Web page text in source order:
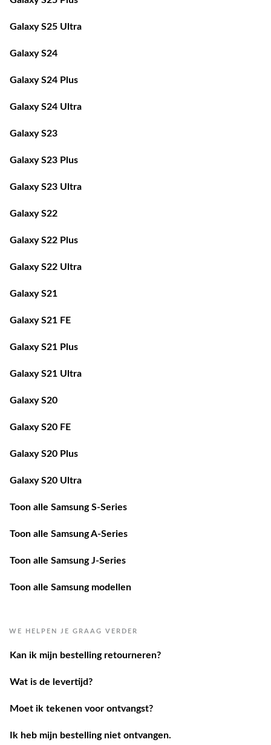
Galaxy S25 Ultra
Galaxy S24
Galaxy S24 Plus
Galaxy S24 Ultra
Galaxy S23
Galaxy S23 Plus
Galaxy S23 Ultra
Galaxy S22
Galaxy S22 Plus
Galaxy S22 Ultra
Galaxy S21
Galaxy S21 FE
Galaxy S21 Plus
Galaxy S21 Ultra
Galaxy S20
Galaxy S20 FE
Galaxy S20 Plus
Galaxy S20 Ultra
Toon alle Samsung S-Series
Toon alle Samsung A-Series
Toon alle Samsung J-Series
Toon alle Samsung modellen
WE HELPEN JE GRAAG VERDER
Kan ik mijn bestelling retourneren?
Wat is de levertijd?
Moet ik tekenen voor ontvangst?
Ik heb mijn bestelling niet ontvangen.